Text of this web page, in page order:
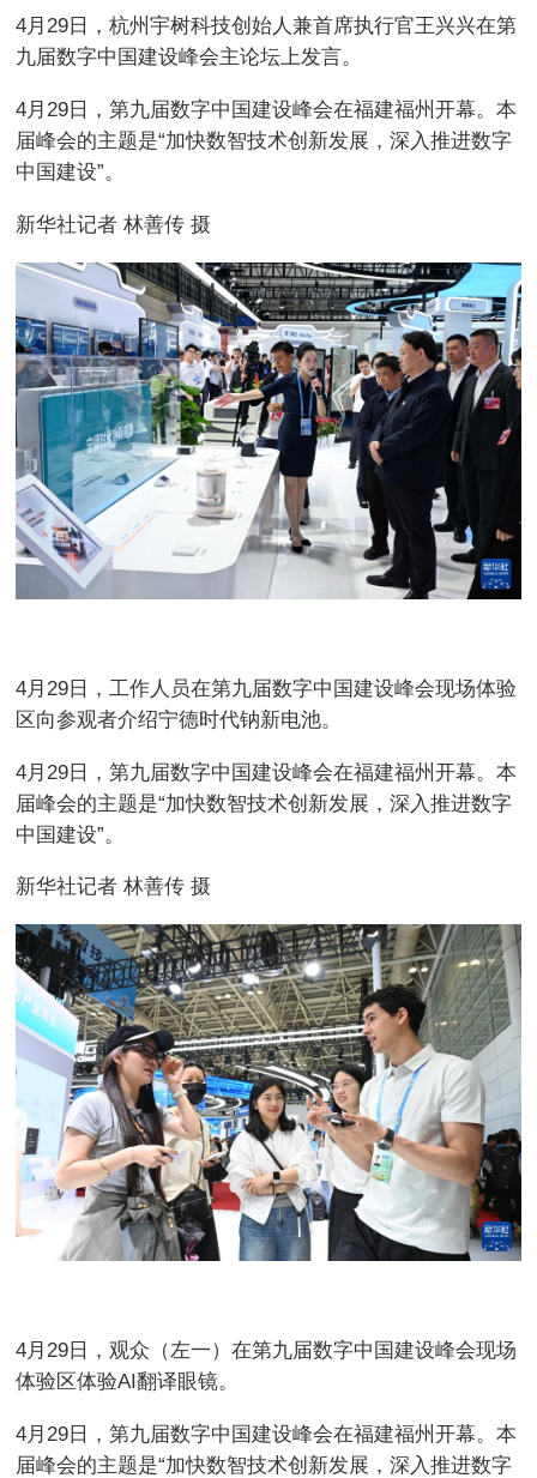
4月29日，杭州宇树科技创始人兼首席执行官王兴兴在第
九届数字中国建设峰会主论坛上发言。
4月29日，第九届数字中国建设峰会在福建福州开幕。本
届峰会的主题是“加快数智技术创新发展，深入推进数字
中国建设”。
新华社记者 林善传 摄
4月29日，工作人员在第九届数字中国建设峰会现场体验
区向参观者介绍宁德时代钠新电池。
4月29日，第九届数字中国建设峰会在福建福州开幕。本
届峰会的主题是“加快数智技术创新发展，深入推进数字
中国建设”。
新华社记者 林善传 摄
4月29日，观众（左一）在第九届数字中国建设峰会现场
体验区体验AI翻译眼镜。
4月29日，第九届数字中国建设峰会在福建福州开幕。本
届峰会的主题是“加快数智技术创新发展，深入推进数字